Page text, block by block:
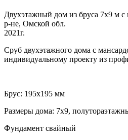
Двухэтажный дом из бруса 7х9 м
р-не, Омской обл.
2021г.
Сруб двухэтажного дома с
индивидуальному проекту из
Брус: 195х195 мм
Размеры дома: 7х9,
Фундамент свайный